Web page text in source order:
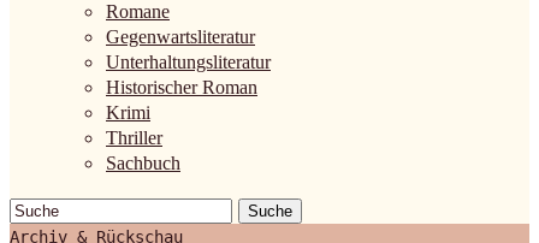
Romane
Gegenwartsliteratur
Unterhaltungsliteratur
Historischer Roman
Krimi
Thriller
Sachbuch
Suche
Archiv & Rückschau